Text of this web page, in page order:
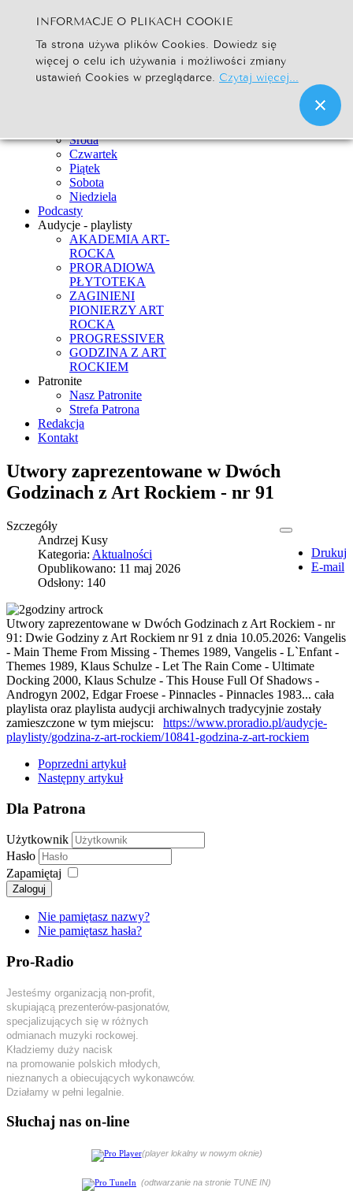
Szukaj... Go
Strona Główna
Newsy
Środa
Czwartek
Piątek
Sobota
Niedziela
Podcasty
Audycje - playlisty
AKADEMIA ART-
ROCKA
PRORADIOWA
PŁYTOTEKA
ZAGINIENI
PIONIERZY ART
ROCKA
PROGRESSIVER
GODZINA Z ART
ROCKIEM
Patronite
Nasz Patronite
Strefa Patrona
Redakcja
Kontakt
Utwory zaprezentowane w Dwóch
Godzinach z Art Rockiem - nr 91
Drukuj
E-mail
Szczegóły
Andrzej Kusy
Kategoria: Aktualności
Opublikowano: 11 maj 2026
Odsłony: 140
Utwory zaprezentowane w Dwóch Godzinach z Art Rockiem - nr
91: Dwie Godziny z Art Rockiem nr 91 z dnia 10.05.2026: Vangelis
- Main Theme From Missing - Themes 1989, Vangelis - L`Enfant -
Themes 1989, Klaus Schulze - Let The Rain Come - Ultimate
Docking 2000, Klaus Schulze - This House Full Of Shadows -
Androgyn 2002, Edgar Froese - Pinnacles - Pinnacles 1983... cała
playlista oraz playlista audycji archiwalnych tradycyjnie zostały
zamieszczone w tym miejscu: https://www.proradio.pl/audycje-
playlisty/godzina-z-art-rockiem/10841-godzina-z-art-rockiem
Poprzedni artykuł
Następny artykuł
Dla Patrona
Użytkownik
Hasło
Zapamiętaj
Zaloguj
Nie pamiętasz nazwy?
Nie pamiętasz hasła?
Pro-Radio
Jesteśmy organizacją non-profit,
skupiającą prezenterów-pasjonatów,
specjalizujących się w różnych
odmianach muzyki rockowej.
Kładziemy duży nacisk
na promowanie polskich młodych,
nieznanych a obiecujących wykonawców.
Działamy w pełni legalnie.
Słuchaj nas on-line
(player lokalny w nowym oknie)
(odtwarzanie na stronie TUNE IN)
INFORMACJE O PLIKACH COOKIE
Ta strona używa plików Cookies. Dowiedz się
więcej o celu ich używania i możliwości zmiany
ustawień Cookies w przeglądarce. Czytaj więcej...